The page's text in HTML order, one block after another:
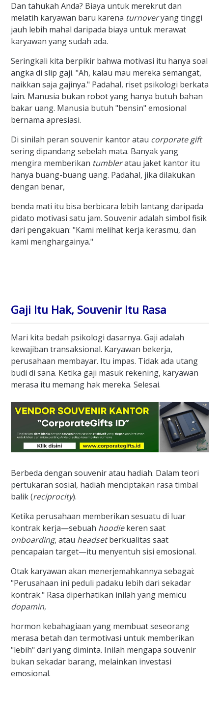
Dan tahukah Anda? Biaya untuk merekrut dan
melatih karyawan baru karena turnoveryang tinggi
jauh lebih mahal daripada biaya untuk merawat
karyawan yang sudah ada.
Seringkali kita berpikir bahwa motivasi itu hanya soal
angka di slip gaji. "Ah, kalau mau mereka semangat,
naikkan saja gajinya." Padahal, riset psikologi berkata
lain. Manusia bukan robot yang hanya butuh bahan
bakar uang. Manusia butuh "bensin" emosional
bernama apresiasi.
Di sinilah peran souvenir kantor atau corporate gift
sering dipandang sebelah mata. Banyak yang
mengira memberikan tumbleratau jaket kantor itu
hanya buang-buang uang. Padahal, jika dilakukan
dengan benar,
benda mati itu bisa berbicara lebih lantang daripada
pidato motivasi satu jam. Souvenir adalah simbol fisik
dari pengakuan: "Kami melihat kerja kerasmu, dan
kami menghargainya."
Gaji Itu Hak, Souvenir Itu Rasa
Mari kita bedah psikologi dasarnya. Gaji adalah
kewajiban transaksional. Karyawan bekerja,
perusahaan membayar. Itu impas. Tidak ada utang
budi di sana. Ketika gaji masuk rekening, karyawan
merasa itu memang hak mereka. Selesai.
Berbeda dengan souvenir atau hadiah. Dalam teori
pertukaran sosial, hadiah menciptakan rasa timbal
balik (reciprocity).
Ketika perusahaan memberikan sesuatu di luar
kontrak kerja—sebuah hoodiekeren saat
onboarding, atau headsetberkualitas saat
pencapaian target—itu menyentuh sisi emosional.
Otak karyawan akan menerjemahkannya sebagai:
"Perusahaan ini peduli padaku lebih dari sekadar
kontrak." Rasa diperhatikan inilah yang memicu
dopamin,
hormon kebahagiaan yang membuat seseorang
merasa betah dan termotivasi untuk memberikan
"lebih" dari yang diminta. Inilah mengapa souvenir
bukan sekadar barang, melainkan investasi
emosional.